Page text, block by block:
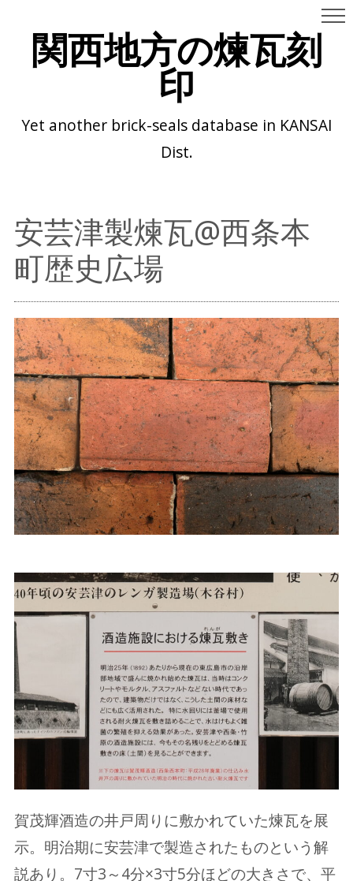
関西地方の煉瓦刻
印
Yet another brick-seals database in KANSAI
Dist.
安芸津製煉瓦@西条本
町歴史広場
賀茂輝酒造の井戸周りに敷かれていた煉瓦を展
示。明治期に安芸津で製造されたものという解
説あり。7寸3～4分×3寸5分ほどの大きさで、平